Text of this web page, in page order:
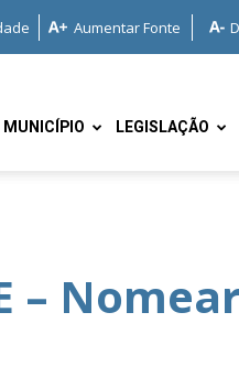
Aumentar Fonte
MUNICÍPIO LEGISLAÇÃO
–